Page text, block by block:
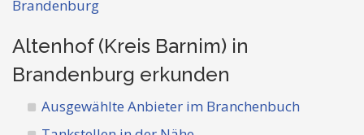
Altenhof (Kreis Barnim) in
Brandenburg erkunden
Ausgewählte Anbieter im Branchenbuch